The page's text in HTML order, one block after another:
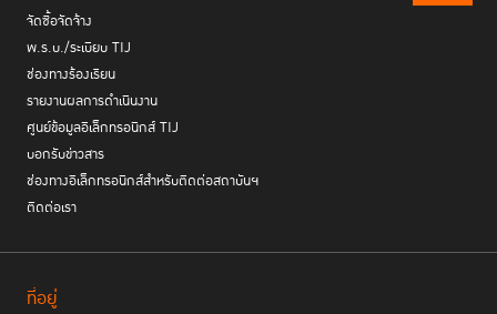
จัดซื้อจัดจ้าง
พ.ร.บ./ระเบียบ TIJ
ช่องทางร้องเรียน
รายงานผลการดำเนินงาน
ศูนย์ข้อมูลอิเล็กทรอนิกส์ TIJ
บอกรับข่าวสาร
ช่องทางอิเล็กทรอนิกส์สำหรับติดต่อสถาบันฯ
ติดต่อเรา
ที่อยู่